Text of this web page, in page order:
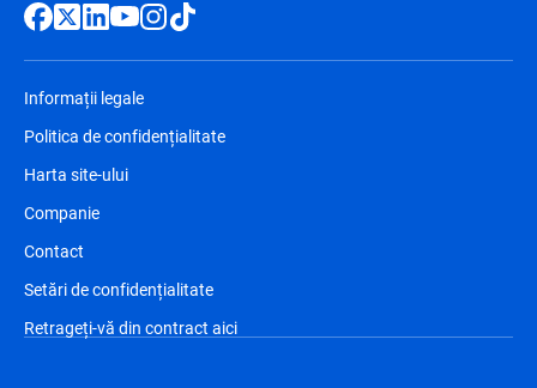
Informații legale
Politica de confidențialitate
Harta site-ului
Companie
Contact
Setări de confidențialitate
Retrageți-vă din contract aici